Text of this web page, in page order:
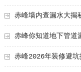
轻松应对！
赤峰墙内查漏水大揭
水源头
赤峰你知道地下管道
秘！
赤峰2026年装修避